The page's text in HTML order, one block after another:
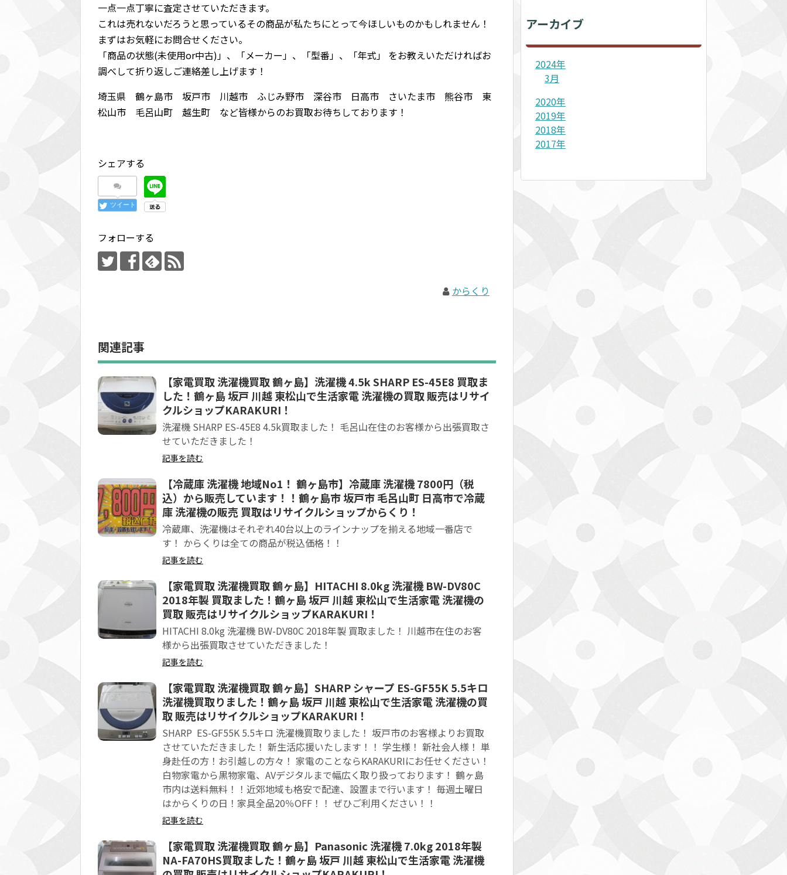
一点一点丁寧に査定させていただきます。
これは売れないだろうと思っているその商品が私たちにとって今ほしいものかもしれません！
まずはお気軽にお問合せください。
「商品の状態(未使用or中古)」、「メーカー」、「型番」、「年式」 をお教えいただければお
調べして折り返しご連絡差し上げます！
埼玉県 鶴ヶ島市 坂戸市 川越市 ふじみ野市 深谷市 日高市 さいたま市 熊谷市 東
松山市 毛呂山町 越生町 など皆様からのお買取お待ちしております！
シェアする
ツイート
フォローする
からくり
関連記事
【家電買取 洗濯機買取 鶴ヶ島】洗濯機 4.5k SHARP ES-45E8 買取ま
した！鶴ヶ島 坂戸 川越 東松山で生活家電 洗濯機の買取 販売はリサイ
クルショップKARAKURI！
洗濯機 SHARP ES-45E8 4.5k買取ました！ 毛呂山在住のお客様から出張買取さ
せていただきました！
記事を読む
【冷蔵庫 洗濯機 地域No1！ 鶴ヶ島市】冷蔵庫 洗濯機 7800円（税
込）から販売しています！！鶴ヶ島市 坂戸市 毛呂山町 日高市で冷蔵
庫 洗濯機の販売 買取はリサイクルショップからくり！
冷蔵庫、洗濯機はそれぞれ40台以上のラインナップを揃える地域一番店で
す！ からくりは全ての商品が税込価格！！
記事を読む
【家電買取 洗濯機買取 鶴ヶ島】HITACHI 8.0kg 洗濯機 BW-DV80C
2018年製 買取ました！鶴ヶ島 坂戸 川越 東松山で生活家電 洗濯機の
買取 販売はリサイクルショップKARAKURI！
HITACHI 8.0kg 洗濯機 BW-DV80C 2018年製 買取ました！ 川越市在住のお客
様から出張買取させていただきました！
記事を読む
【家電買取 洗濯機買取 鶴ヶ島】SHARP シャープ ES-GF55K 5.5キロ
洗濯機買取りました！鶴ヶ島 坂戸 川越 東松山で生活家電 洗濯機の買
取 販売はリサイクルショップKARAKURI！
SHARP ES-GF55K 5.5キロ 洗濯機買取りました！ 坂戸市のお客様よりお買取
させていただきました！ 新生活応援いたします！！ 学生様！ 新社会人様！ 単
身赴任の方！お引越しの方々！ 家電のことならKARAKURIにお任せください！
白物家電から黒物家電、AVデジタルまで幅広く取り扱っております！ 鶴ヶ島
市内は送料無料！！近郊地域も格安で配達、設置まで行います！ 毎週土曜日
はからくりの日！家具全品20％OFF！！ ぜひご利用ください！！
記事を読む
【家電買取 洗濯機買取 鶴ヶ島】Panasonic 洗濯機 7.0kg 2018年製
NA-FA70HS買取ました！鶴ヶ島 坂戸 川越 東松山で生活家電 洗濯機
アーカイブ
2024年
3月
2020年
2019年
2018年
2017年